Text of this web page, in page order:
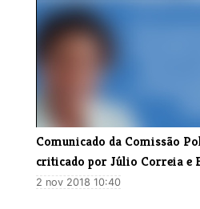
Comunicado da Comissão
criticado por Júlio Correia e
2 nov 2018 10:40